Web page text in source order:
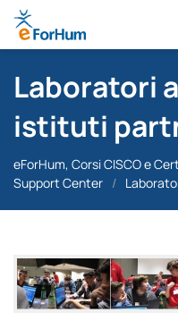
Laboratori
istituti
eForHum, Corsi CISCO e
Support Center /